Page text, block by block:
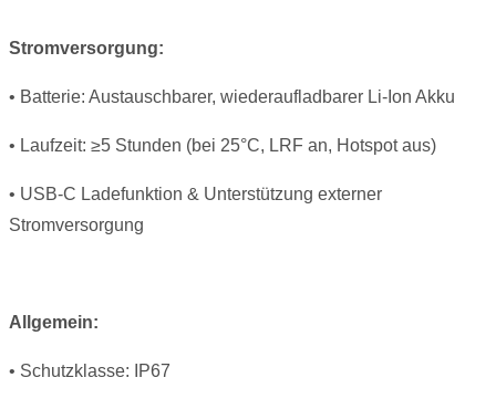
Stromversorgung:
• Batterie: Austauschbarer, wiederaufladbarer Li-Ion Akku
• Laufzeit: ≥5 Stunden (bei 25°C, LRF an, Hotspot aus)
• USB-C Ladefunktion & Unterstützung externer
Stromversorgung
Allgemein:
• Schutzklasse: IP67